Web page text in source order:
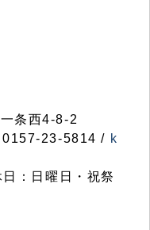
条西4-8-2
23-5814 / k
：日曜日・祝祭